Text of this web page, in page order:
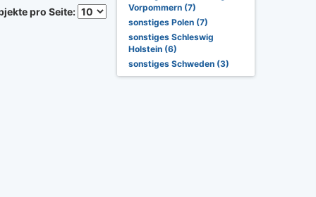
pro Seite:
Vorpommern (7)
sonstiges Polen (7)
sonstiges Schleswig
Holstein (6)
sonstiges Schweden (3)